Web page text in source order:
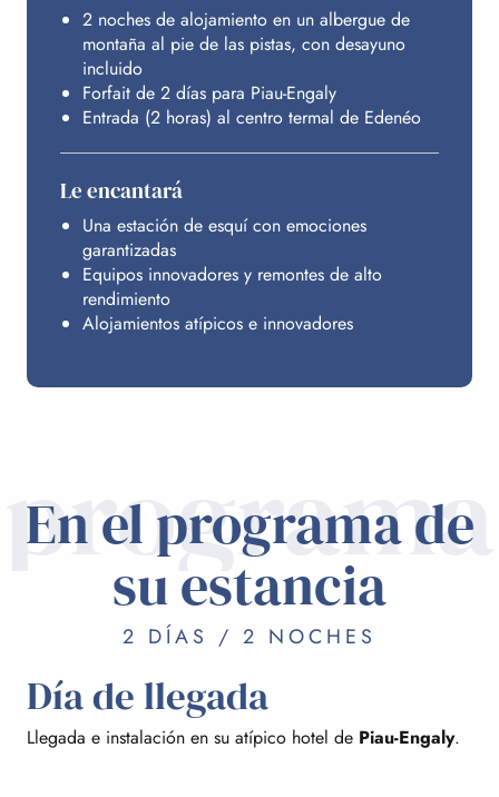
PIAU-ENGALY
EDENÉO
ALOJAMIENTO
PRESUPUESTO
2 noches de alojamiento en un albergue de
montaña al pie de las pistas, con desayuno
incluido
Forfait de 2 días para Piau-Engaly
Entrada (2 horas) al centro termal de Edenéo
Le encantará
Una estación de esquí con emociones
garantizadas
Equipos innovadores y remontes de alto
rendimiento
Alojamientos atípicos e innovadores
programa
En el programa de
su estancia
2 DÍAS / 2 NOCHES
Día de llegada
Llegada e instalación en su atípico hotel de Piau-Engaly.